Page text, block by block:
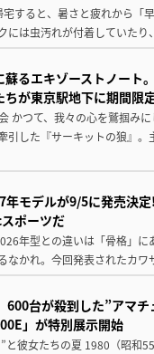
すると、暑さと疲れから「
には虫汚れが付着していた
るエキゾーストノート
が東京駅地下に期間限
かつて、我々の心を鷲掴み
引した『サーキットの狼』
年モデルが9/5に発売決
ポーツだ
年型との違いは「骨格」
なかれ。今回発表されたカ
台が殺到した”アマ
」が特別展示開始
彼女たちの夏 1980（昭和